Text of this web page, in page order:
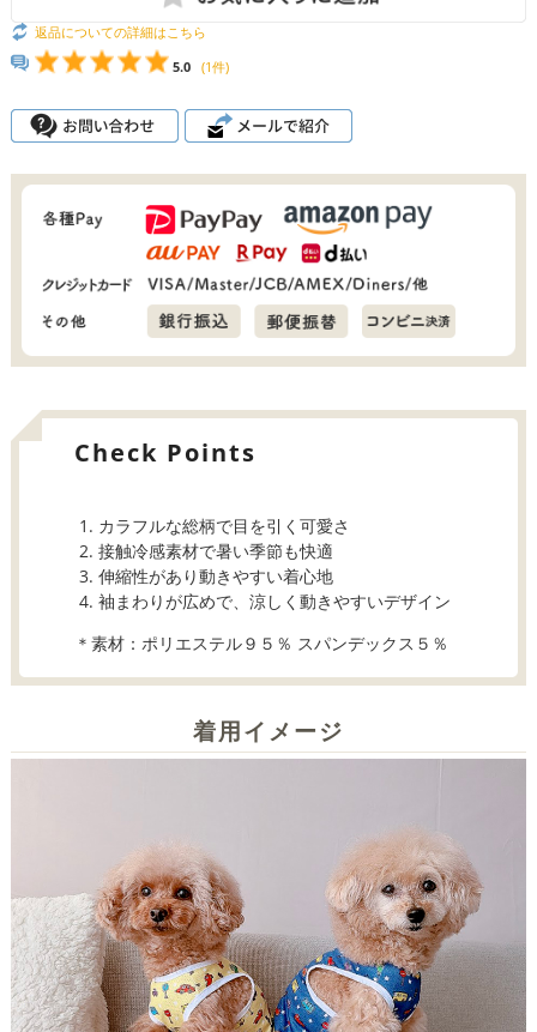
返品についての詳細はこちら
5.0
(1件)
Check Points
カラフルな総柄で目を引く可愛さ
接触冷感素材で暑い季節も快適
伸縮性があり動きやすい着心地
袖まわりが広めで、涼しく動きやすいデザイン
＊素材：ポリエステル９５％ スパンデックス５％
着用イメージ